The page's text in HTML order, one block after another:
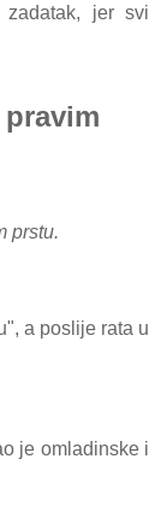
jer svi
pravim
prstu.
a poslije rata u
je omladinske i